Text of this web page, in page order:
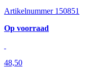
Artikelnummer 150851
Op voorraad
48,50